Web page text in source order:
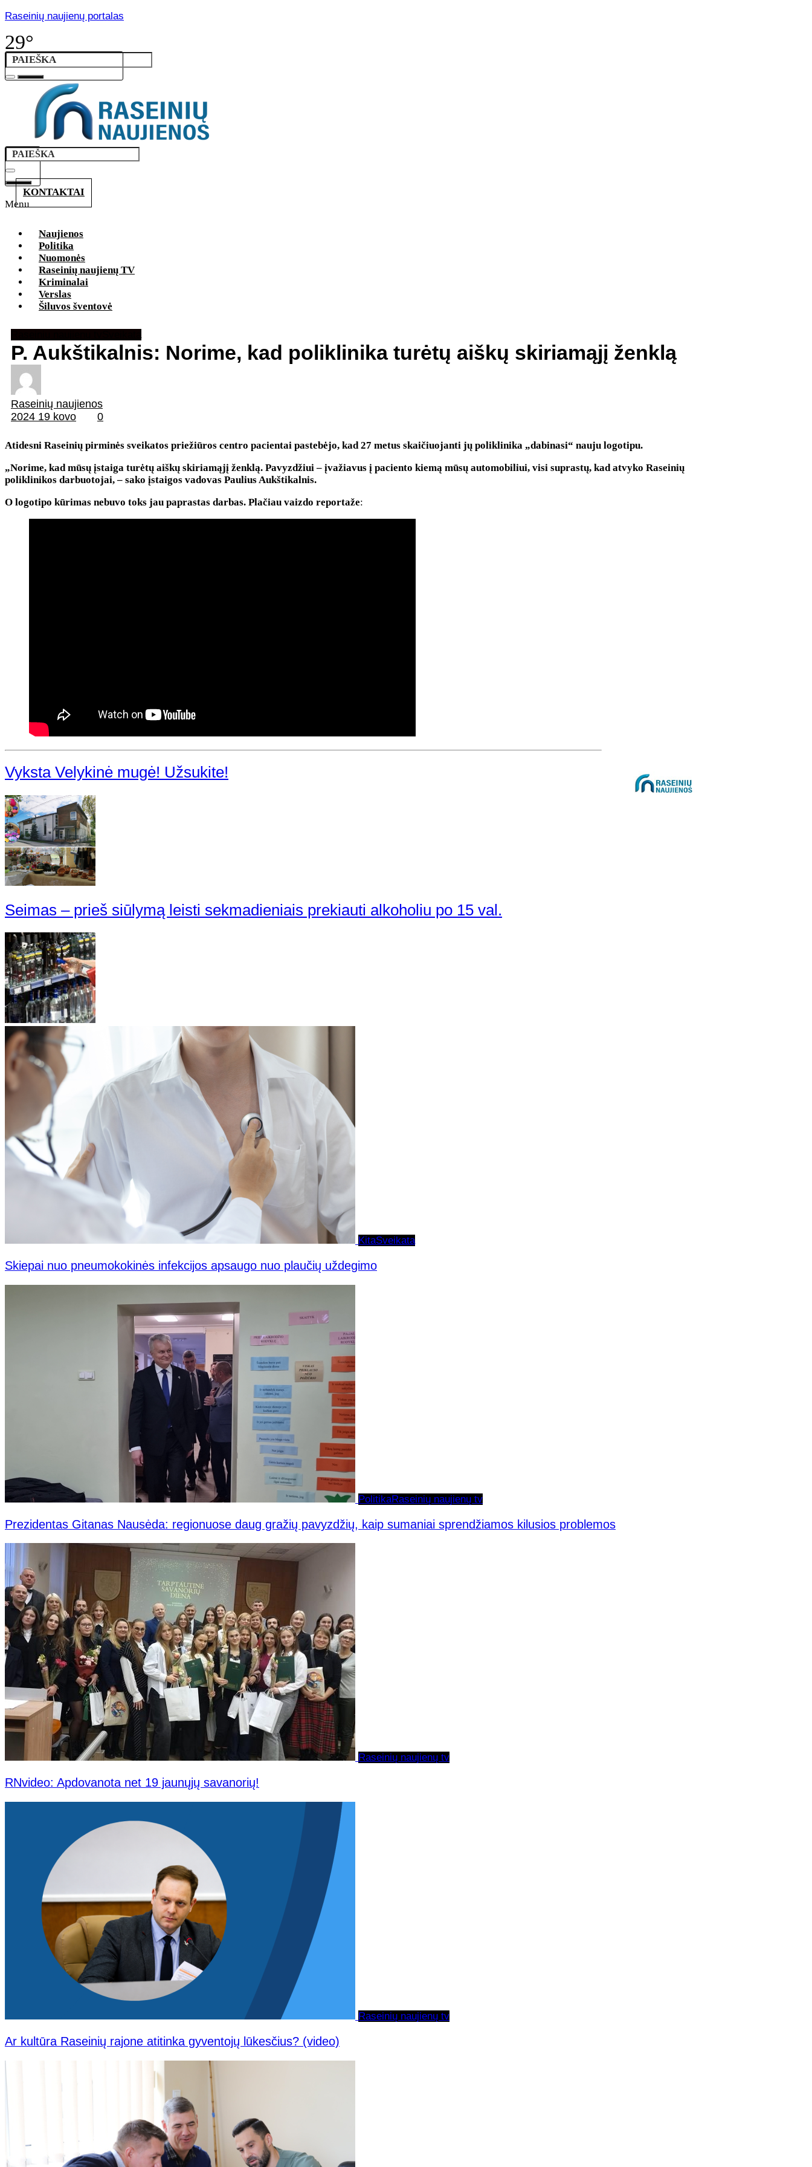
Raseinių naujienų portalas
29°
KONTAKTAI
Menu
Naujienos
Politika
Nuomonės
Raseinių naujienų TV
Kriminalai
Verslas
Šiluvos šventovė
P. Aukštikalnis: Norime, kad poliklinika turėtų aiškų skiriamąjį ženklą
Raseinių naujienos
2024 19 kovo
0
Atidesni Raseinių pirminės sveikatos priežiūros centro pacientai pastebėjo, kad 27 metus skaičiuojanti jų poliklinika „dabinasi“ nauju logotipu.
„Norime, kad mūsų įstaiga turėtų aiškų skiriamąjį ženklą. Pavyzdžiui – įvažiavus į paciento kiemą mūsų automobiliui, visi suprastų, kad atvyko Raseinių
poliklinikos darbuotojai, – sako įstaigos vadovas Paulius Aukštikalnis.
O logotipo kūrimas nebuvo toks jau paprastas darbas. Plačiau vaizdo reportaže:
Vyksta Velykinė mugė! Užsukite!
Seimas – prieš siūlymą leisti sekmadieniais prekiauti alkoholiu po 15 val.
KitaSveikata
Skiepai nuo pneumokokinės infekcijos apsaugo nuo plaučių uždegimo
PolitikaRaseinių naujienų tv
Prezidentas Gitanas Nausėda: regionuose daug gražių pavyzdžių, kaip sumaniai sprendžiamos kilusios problemos
Raseinių naujienų tv
RNvideo: Apdovanota net 19 jaunųjų savanorių!
Raseinių naujienų tv
Ar kultūra Raseinių rajone atitinka gyventojų lūkesčius? (video)